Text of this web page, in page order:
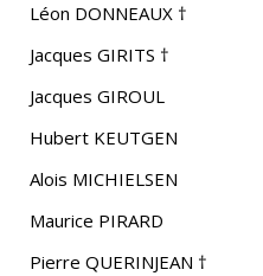
Léon DONNEAUX †
Jacques GIRITS †
Jacques GIROUL
Hubert KEUTGEN
Alois MICHIELSEN
Maurice PIRARD
Pierre QUERINJEAN †